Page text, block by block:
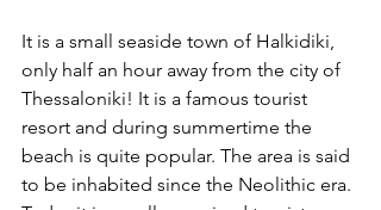
It is a small seaside town of Halkidiki,
only half an hour away from the city of
Thessaloniki! It is a famous tourist
resort and during summertime the
beach is quite popular. The area is said
to be inhabited since the Neolithic era.